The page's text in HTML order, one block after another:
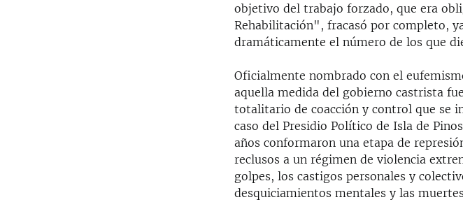
objetivo del trabajo forzado, que era
Rehabilitación", fracasó por completo,
dramáticamente el número de los que
Oficialmente nombrado con el
aquella medida del gobierno castrista
totalitario de coacción y control que se
caso del Presidio Político de Isla de
años conformaron una etapa de
reclusos a un régimen de violencia
golpes, los castigos personales y
desquiciamientos mentales y las